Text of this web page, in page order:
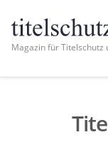
Magazin für Titelschutz